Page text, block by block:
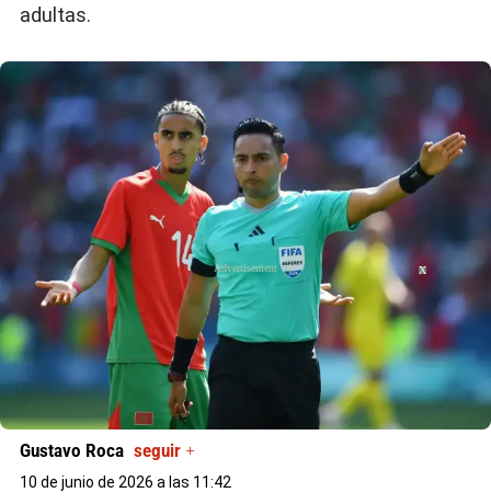
adultas.
X
X
Gustavo Roca seguir +
10 de junio de 2026 a las 11:42